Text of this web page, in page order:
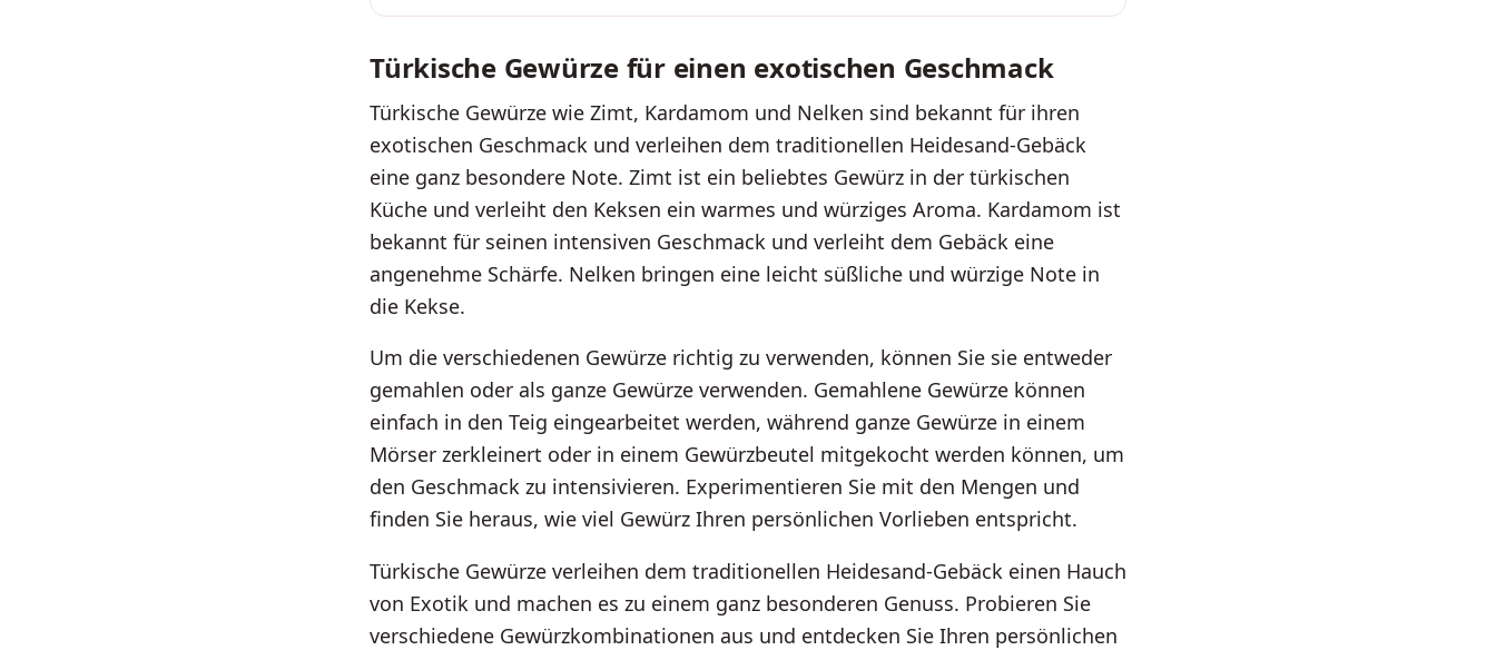
Türkische Gewürze für einen exotischen Geschmack
Türkische Gewürze wie Zimt, Kardamom und Nelken sind bekannt für ihren
exotischen Geschmack und verleihen dem traditionellen Heidesand-Gebäck
eine ganz besondere Note. Zimt ist ein beliebtes Gewürz in der türkischen
Küche und verleiht den Keksen ein warmes und würziges Aroma. Kardamom ist
bekannt für seinen intensiven Geschmack und verleiht dem Gebäck eine
angenehme Schärfe. Nelken bringen eine leicht süßliche und würzige Note in
die Kekse.
Um die verschiedenen Gewürze richtig zu verwenden, können Sie sie entweder
gemahlen oder als ganze Gewürze verwenden. Gemahlene Gewürze können
einfach in den Teig eingearbeitet werden, während ganze Gewürze in einem
Mörser zerkleinert oder in einem Gewürzbeutel mitgekocht werden können, um
den Geschmack zu intensivieren. Experimentieren Sie mit den Mengen und
finden Sie heraus, wie viel Gewürz Ihren persönlichen Vorlieben entspricht.
Türkische Gewürze verleihen dem traditionellen Heidesand-Gebäck einen Hauch
von Exotik und machen es zu einem ganz besonderen Genuss. Probieren Sie
verschiedene Gewürzkombinationen aus und entdecken Sie Ihren persönlichen